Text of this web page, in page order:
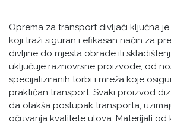
Oprema za transport divljači ključna
koji traži siguran i efikasan način za
divljine do mjesta obrade ili
uključuje raznovrsne proizvode, od
specijaliziranih torbi i mreža koje
praktičan transport. Svaki proizvod
da olakša postupak transporta,
očuvanja kvalitete ulova. Materijali od